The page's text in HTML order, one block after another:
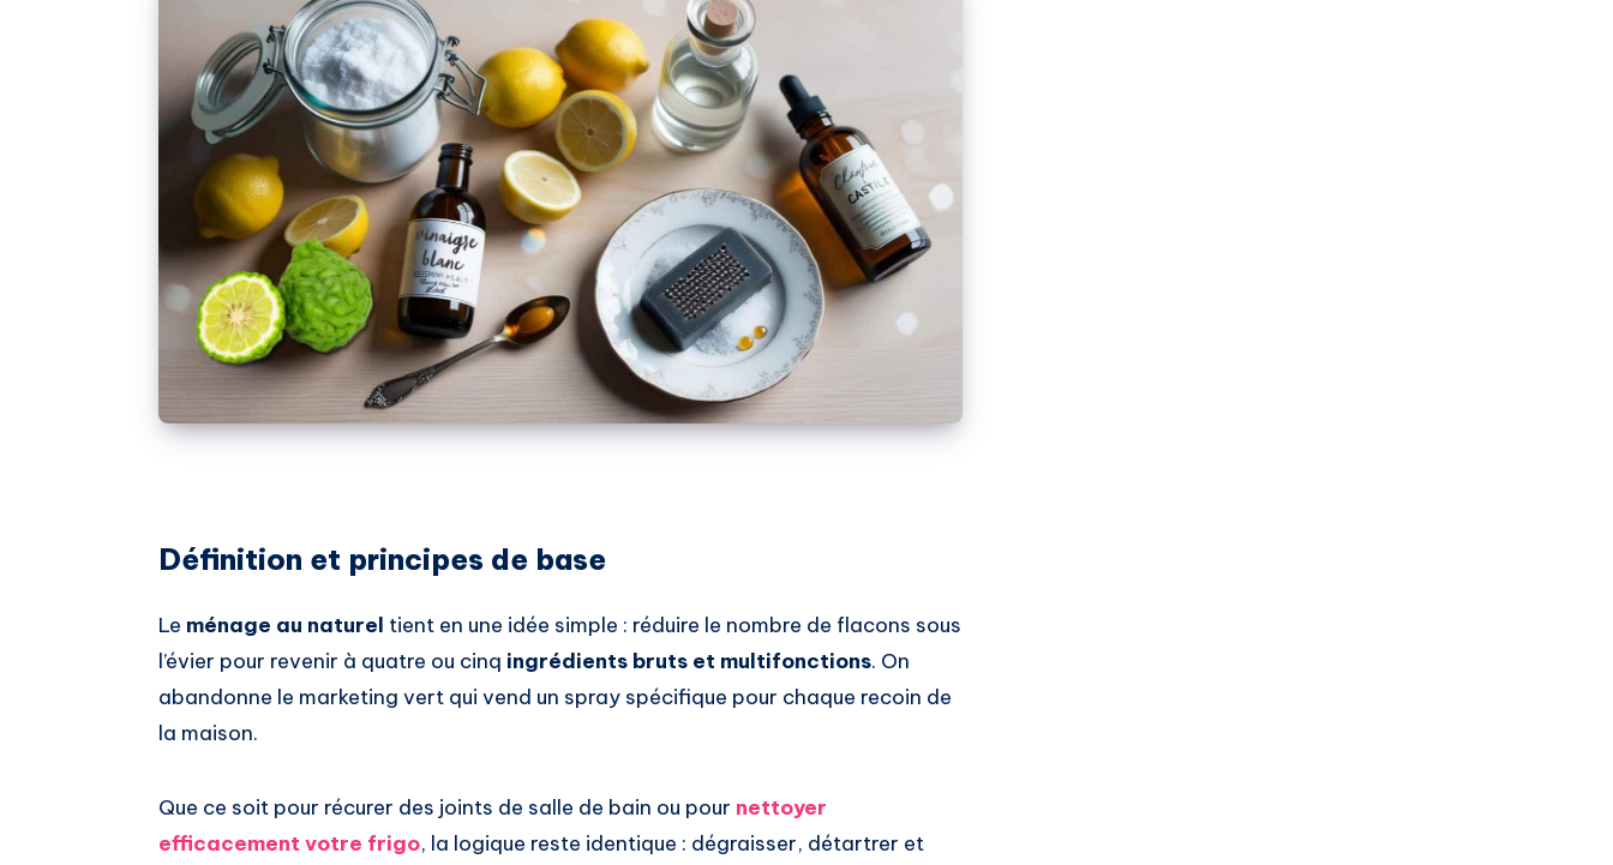
Définition et principes de base
Le ménage au naturel tient en une idée simple : réduire le nombre de flacons sous
l’évier pour revenir à quatre ou cinq ingrédients bruts et multifonctions. On
abandonne le marketing vert qui vend un spray spécifique pour chaque recoin de
la maison.
Que ce soit pour récurer des joints de salle de bain ou pour nettoyer
efficacement votre frigo, la logique reste identique : dégraisser, détartrer et